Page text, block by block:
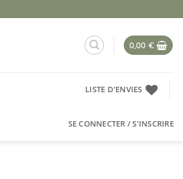
0,00 €
LISTE D'ENVIES
SE CONNECTER / S’INSCRIRE